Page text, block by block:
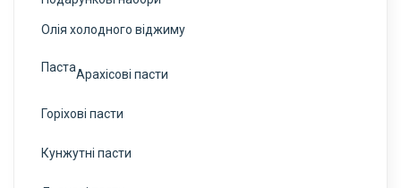
Олія холодного віджиму
ПастаАрахісові пасти
Горіхові пасти
Кунжутні пасти